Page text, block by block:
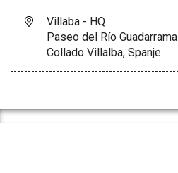
Villaba - HQ
Paseo del Río Guadarrama
Collado Villalba, Spanje